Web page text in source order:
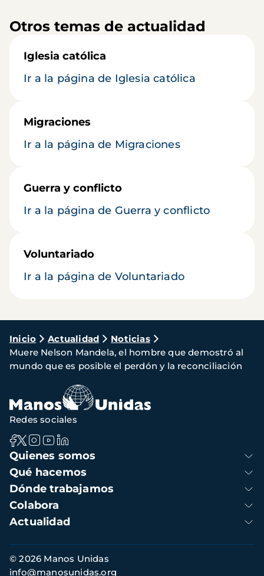
Otros temas de actualidad
Iglesia católica
Ir a la página de Iglesia católica
Migraciones
Ir a la página de Migraciones
Guerra y conflicto
Ir a la página de Guerra y conflicto
Voluntariado
Ir a la página de Voluntariado
Ruta
de
navegación
Inicio Actualidad
Noticias
Muere Nelson Mandela, el hombre que demostró al
mundo que es posible el perdón y la reconciliación
Navegación
principal
Quienes somos
Qué hacemos
Dónde trabajamos
Colabora
Actualidad
Redes sociales
Información
de
© 2026 Manos Unidas
info@manosunidas.org